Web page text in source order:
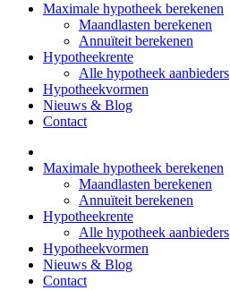
Maximale hypotheek berekenen
Maandlasten berekenen
Annuïteit berekenen
Hypotheekrente
Alle hypotheek aanbieders
Hypotheekvormen
Nieuws & Blog
Contact
Maximale hypotheek berekenen
Maandlasten berekenen
Annuïteit berekenen
Hypotheekrente
Alle hypotheek aanbieders
Hypotheekvormen
Nieuws & Blog
Contact